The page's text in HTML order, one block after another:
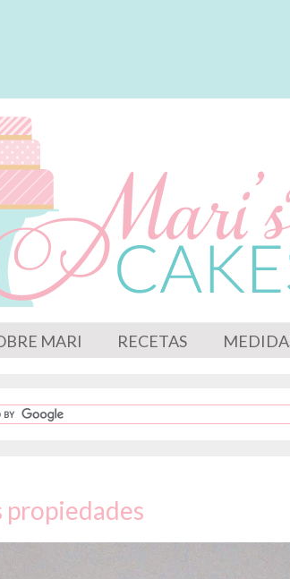
MARI RECETAS
propiedades